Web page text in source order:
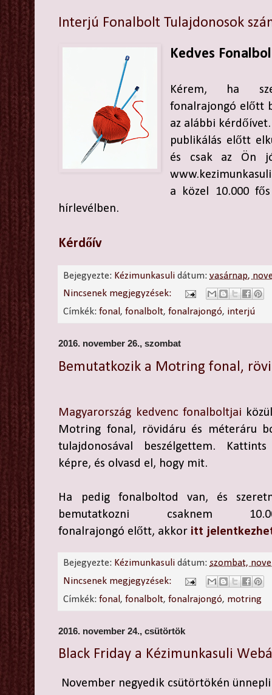
Interjú Fonalbolt Tulajdonosok
Kedves
Kérem, ha
fonalrajongó előtt
az alábbi
publikálás előtt
és csak az Ön
a közel 10.000
hírlevélben.
Kérdőív
Bejegyezte: Kézimunkasuli dátum:vasárnap,
Nincsenek megjegyzések:
Címkék:fonal ,fonalbolt,fonalrajongó, interjú
2016. november 26., szombat
Bemutatkozik a Motring fonal,
Magyarország kedvenc fonalboltjai
Motring fonal, rövidáru és méteráru
tulajdonosával beszélgettem.
képre, és olvasd el, hogy mit.
Ha pedig fonalboltod van, és
bemutatkozni csaknem
fonalrajongó előtt, akkor itt
Bejegyezte: Kézimunkasuli dátum:szombat,
Nincsenek megjegyzések:
Címkék:fonal ,fonalbolt,fonalrajongó, motring
2016. november 24., csütörtök
Black Friday a Kézimunkasuli
November negyedik csütörtökén